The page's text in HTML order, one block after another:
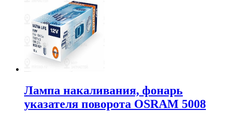
Лампа накаливания, фонарь
указателя поворота OSRAM 5008